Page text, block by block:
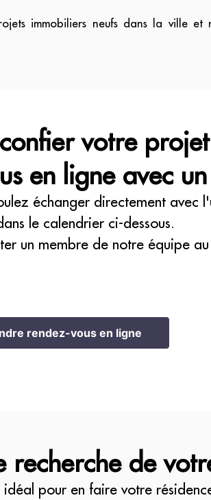
immobiliers neufs dans la ville
votre
en ligne avec
échanger directement avec
le calendrier ci-dessous.
un membre de notre équipe au
rendez-vous en ligne
recherche de
pour en faire votre